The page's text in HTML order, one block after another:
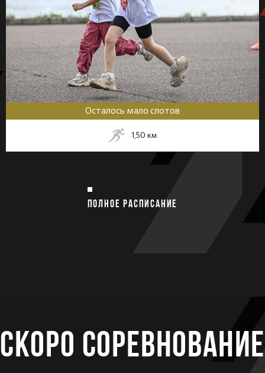
Осталось мало слотов
1,50 км
ПОЛНОЕ РАСПИСАНИЕ
Скоро соревнование